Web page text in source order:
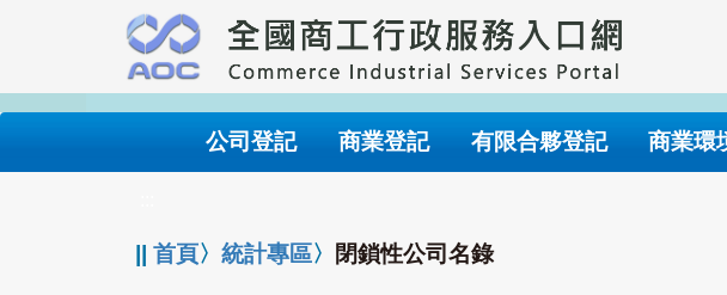
要
內
公司登記 商業登記 有限合夥登記 商業環
||首頁〉統計專區〉 閉鎖性公司名錄